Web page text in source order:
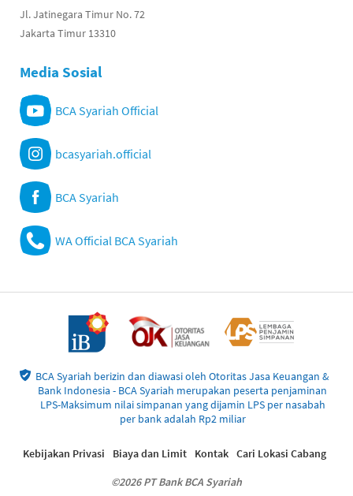
Jl. Jatinegara Timur No. 72
Jakarta Timur 13310
Media Sosial
BCA Syariah Official
bcasyariah.official
BCA Syariah
WA Official BCA Syariah
BCA Syariah berizin dan diawasi oleh Otoritas Jasa Keuangan &
Bank Indonesia - BCA Syariah merupakan peserta penjaminan
LPS-Maksimum nilai simpanan yang dijamin LPS per nasabah
per bank adalah Rp2 miliar
©2026 PT Bank BCA Syariah
Kebijakan Privasi Biaya dan Limit Kontak Cari Lokasi Cabang